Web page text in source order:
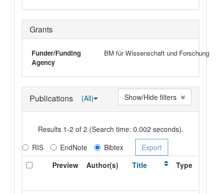
Grants
Funder/Funding
Agency
BM für Wissenschaft und Forschung
Publications (All)
Results 1-2 of 2 (Search time: 0.002 seconds).
RIS
EndNote
Bibtex
Preview
Author(s) Title Type